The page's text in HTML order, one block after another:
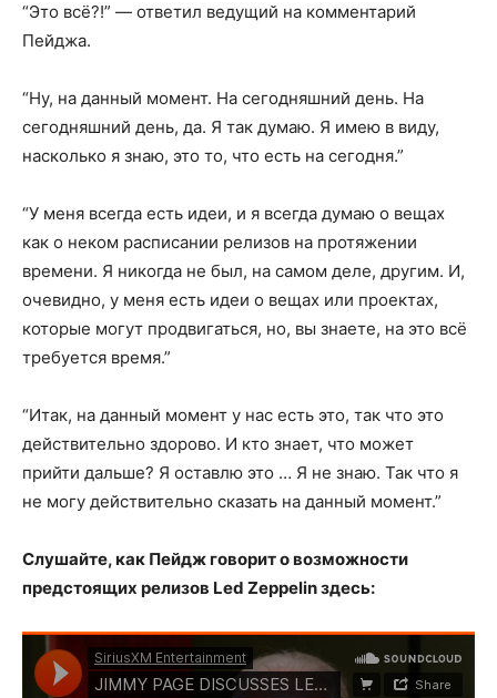
“Это всё?!” — ответил ведущий на комментарий
Пейджа.
“Ну, на данный момент. На сегодняшний день. На
сегодняшний день, да. Я так думаю. Я имею в виду,
насколько я знаю, это то, что есть на сегодня.”
“У меня всегда есть идеи, и я всегда думаю о вещах
как о неком расписании релизов на протяжении
времени. Я никогда не был, на самом деле, другим. И,
очевидно, у меня есть идеи о вещах или проектах,
которые могут продвигаться, но, вы знаете, на это всё
требуется время.”
“Итак, на данный момент у нас есть это, так что это
действительно здорово. И кто знает, что может
прийти дальше? Я оставлю это … Я не знаю. Так что я
не могу действительно сказать на данный момент.”
Слушайте, как Пейдж говорит о возможности
предстоящих релизов Led Zeppelin здесь: